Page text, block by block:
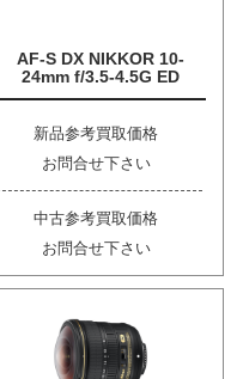
AF-S DX NIKKOR 10-
24mm f/3.5-4.5G ED
新品参考買取価格
お問合せ下さい
中古参考買取価格
お問合せ下さい